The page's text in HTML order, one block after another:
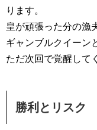
ります。
皇が頑張った分の漁
ギャンブルクイーン
ただ次回で覚醒して
勝利とリスク